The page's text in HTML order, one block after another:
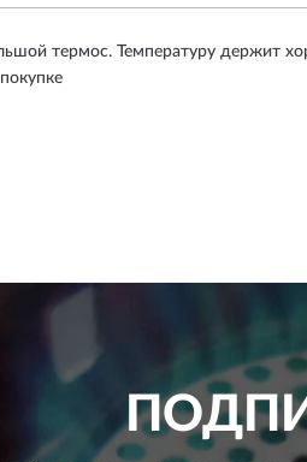
термос. Температуру держит